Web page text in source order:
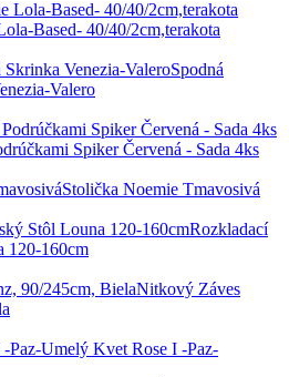
Based- 40/40/2cm,terakota
Spodná
Valero
Spiker Červená - Sada 4ks
Stolička Noemie Tmavosivá
Rozkladací
120-160cm
Nitkový Záves
Umelý Kvet Rose I -Paz-